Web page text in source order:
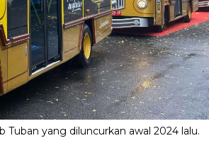
Tuban yang diluncurkan awal 2024 lalu.